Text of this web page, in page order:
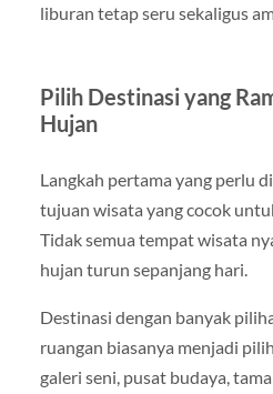
liburan tetap seru sekaligus
Pilih Destinasi yang
Hujan
Langkah pertama yang perlu
tujuan wisata yang cocok
Tidak semua tempat wisata
hujan turun sepanjang hari.
Destinasi dengan banyak
ruangan biasanya menjadi
galeri seni, pusat budaya,